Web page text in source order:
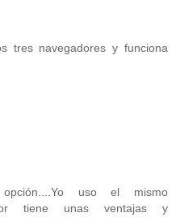
tres navegadores y funciona
uso el mismo
tiene unas ventajas y